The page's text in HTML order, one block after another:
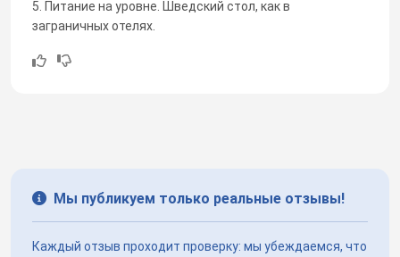
5. Питание на уровне. Шведский стол, как в
заграничных отелях.
Мы публикуем только реальные отзывы!
Каждый отзыв проходит проверку: мы убеждаемся, что